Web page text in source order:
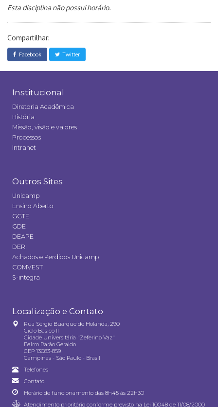
Esta disciplina não possui horário.
Compartilhar:
Facebook Twitter
Institucional
Diretoria Acadêmica
História
Missão, visão e valores
Processos
Intranet
Outros Sites
Unicamp
Ensino Aberto
GGTE
GDE
DEAPE
DERI
Achados e Perdidos Unicamp
COMVEST
S-integra
Localização e Contato
Rua Sérgio Buarque de Holanda, 290
Ciclo Básico II
Cidade Universitária "Zeferino Vaz"
Bairro Barão Geraldo
CEP 13083-859
Campinas - São Paulo - Brasil
Telefones
Contato
Horário de funcionamento das 8h45 às 22h30
Atendimento prioritário conforme previsto na Lei 10048 de 11/08/2000